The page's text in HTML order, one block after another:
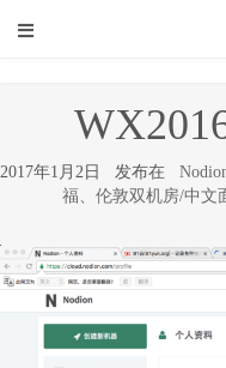
2017年1月2日 发布在
福、伦敦双机房/中文